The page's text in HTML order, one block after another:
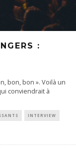
:
bon, bon ». Voilà un
conviendrait à
INTERVIEW